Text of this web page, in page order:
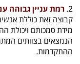
2. רמת עניין גבוהה
קבוצה זאת כוללת
מידת סמכותם ויכולת
הנמצאים בצוותים
ההתקדמות.